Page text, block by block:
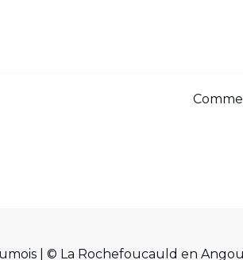
| © La Rochefoucauld en